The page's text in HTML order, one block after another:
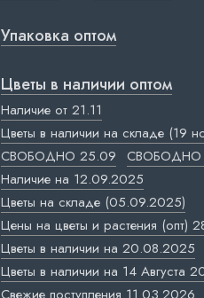
Упаковка оптом
Цветы в наличии оптом
Наличие от 21.11
Цветы в наличии на складе (19
СВОБОДНО 25.09 СВОБОДНО
Наличие на 12.09.2025
Цветы на складе (05.09.2025)
Цены на цветы и растения (опт)
Цветы в наличии на 20.08.2025
Цветы в наличии на 14 Августа